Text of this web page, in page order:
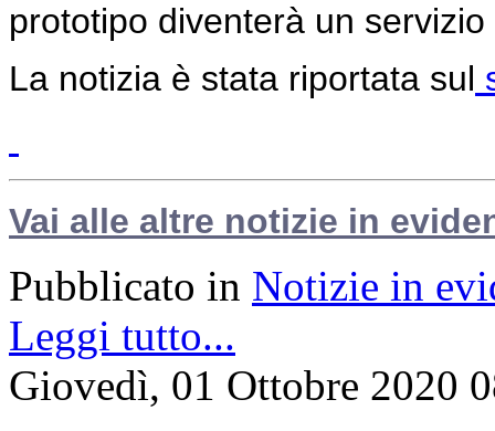
prototipo diventerà un
La notizia è stata riportata sul
Vai alle altre notizie in
Pubblicato in Notizie in
Leggi tutto...
Giovedì, 01 Ottobre 2020